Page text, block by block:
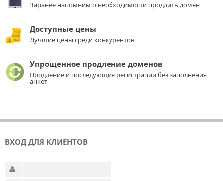
Заранее напомним о необходимости продлить домен
Доступные цены
Лучшие цены среди конкурентов
Упрощенное продление доменов
Продление и последующие регистрации без заполнения
анкет
ВХОД ДЛЯ КЛИЕНТОВ